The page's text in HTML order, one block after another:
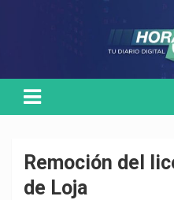
Remoción del
de Loja